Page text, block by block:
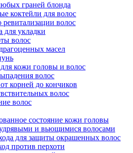
граней блонда
коктейли для волос
волос
для укладки
волос
масел
кожи головы и волос
волос
корней до кончиков
волос
волос
состояние кожи головы
и вьющимися волосами
для защиты окрашенных волос
против перхоти